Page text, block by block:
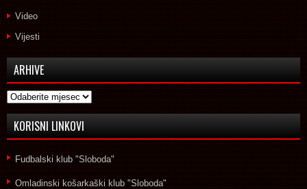
Video
Vijesti
ARHIVE
Arhive
KORISNI LINKOVI
Fudbalski klub "Sloboda"
Omladinski košarkaški klub "Sloboda"